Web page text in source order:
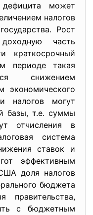
может
налогов
Рост
часть
краткосрочный
периоде такая
снижением
экономического
налогов могут
базы, т.е. суммы
отчисления в
система
ставок и
эффективным
доля налогов
бюджета
с бюджетным